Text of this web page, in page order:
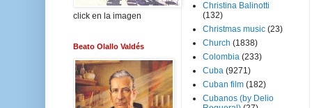
click en la imagen
Beato Olallo Valdés
Christina Balinotti
(132)
Christmas music (23)
Church (1838)
Colombia (233)
Cuba (9271)
Cuban film (182)
Cubanos (by Delio